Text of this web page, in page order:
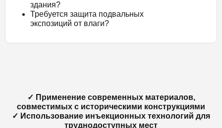
здания?
Требуется защита подвальных
экспозиций от влаги?
✓ Применение современных материалов,
совместимых с историческими конструкциями
✓ Использование инъекционных технологий для
труднодоступных мест